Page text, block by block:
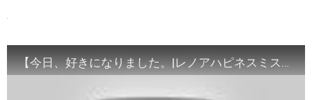
【今日、好きになりました。|レノアハピネスミスト】 いい香りが恋の後押し ホワイトムスク １５秒